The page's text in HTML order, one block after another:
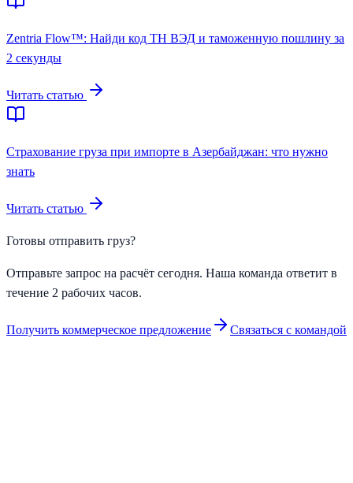
Zentria Flow™: Найди код ТН ВЭД и таможенную пошлину за
2 секунды
Читать статью
Страхование груза при импорте в Азербайджан: что нужно
знать
Читать статью
Готовы отправить груз?
Отправьте запрос на расчёт сегодня. Наша команда ответит в
течение 2 рабочих часов.
Получить коммерческое предложение Связаться с командой